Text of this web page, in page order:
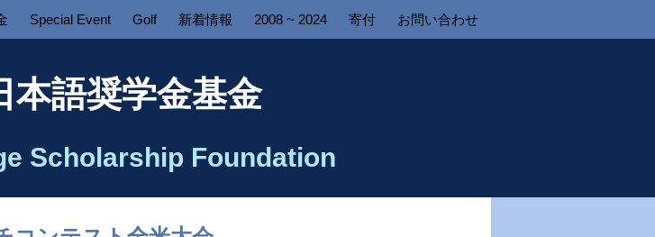
Special Event Golf 新着情報 2008 ~ 2024 寄付 お問い合わせ
本語奨学金基金
Scholarship Foundation